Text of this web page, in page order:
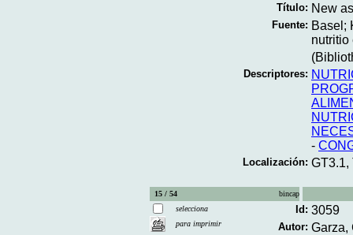
Título: New
Fuente: Basel;
nutritio
Descriptores:
-
Localización: GT3.1,
15 / 54
bincap
selecciona
para imprimir
Id: 3059
Autor: Garza,